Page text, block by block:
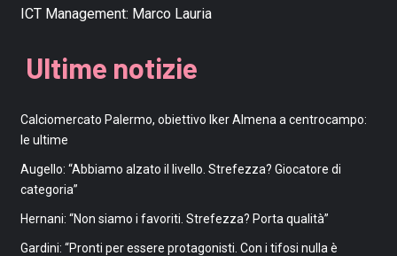
ICT Management: Marco Lauria
Ultime notizie
Calciomercato Palermo, obiettivo Iker Almena a centrocampo:
le ultime
Augello: “Abbiamo alzato il livello. Strefezza? Giocatore di
categoria”
Hernani: “Non siamo i favoriti. Strefezza? Porta qualità”
Gardini: “Pronti per essere protagonisti. Con i tifosi nulla è